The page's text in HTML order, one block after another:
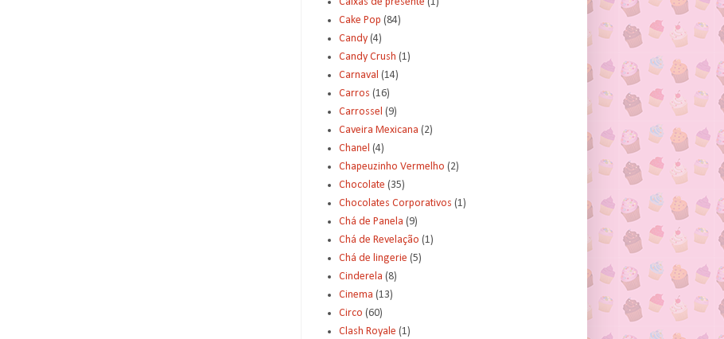
Cake Pop (84)
Candy (4)
Candy Crush (1)
Carnaval (14)
Carros (16)
Carrossel (9)
Caveira Mexicana (2)
Chanel (4)
Chapeuzinho Vermelho (2)
Chocolate (35)
Chocolates Corporativos (1)
Chá de Panela (9)
Chá de Revelação (1)
Chá de lingerie (5)
Cinderela (8)
Cinema (13)
Circo (60)
Clash Royale (1)